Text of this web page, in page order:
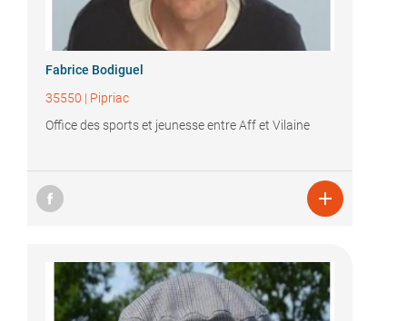
Fabrice Bodiguel
35550 | Pipriac
Office des sports et jeunesse entre Aff et Vilaine
